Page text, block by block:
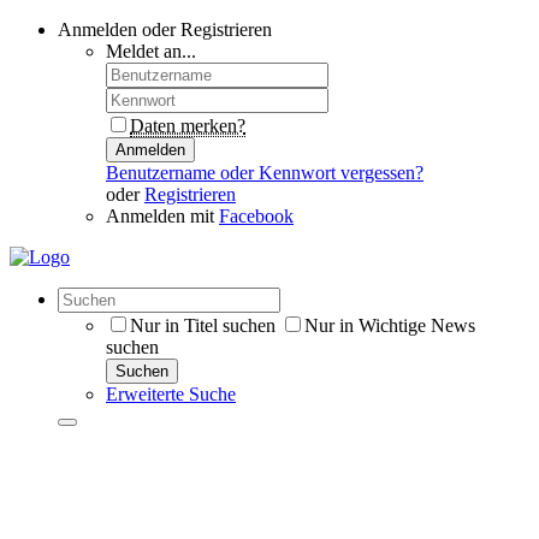
Anmelden oder Registrieren
Meldet an...
Daten merken?
Anmelden
Benutzername oder Kennwort vergessen?
oderRegistrieren
Anmelden mit Facebook
Nur in Titel suchen
Nur in Wichtige News
suchen
Suchen
Erweiterte Suche